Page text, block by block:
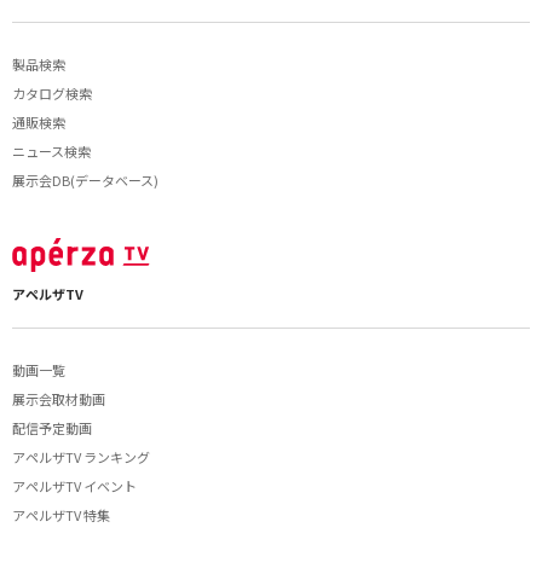
製品検索
カタログ検索
通販検索
ニュース検索
展示会DB(データベース)
アペルザTV
動画一覧
展示会取材動画
配信予定動画
アペルザTV ランキング
アペルザTV イベント
アペルザTV 特集